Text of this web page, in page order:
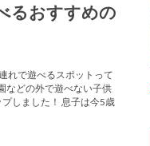
るおすすめの
れで遊べるスポットって
などの外で遊べない子供
しました！ 息子は今5歳